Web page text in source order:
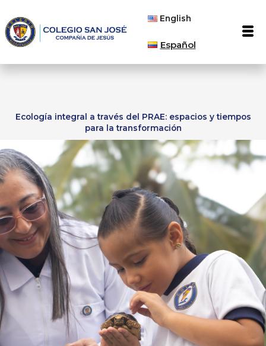
English
Español
Ecología integral a través del PRAE: espacios y tiempos
para la transformación